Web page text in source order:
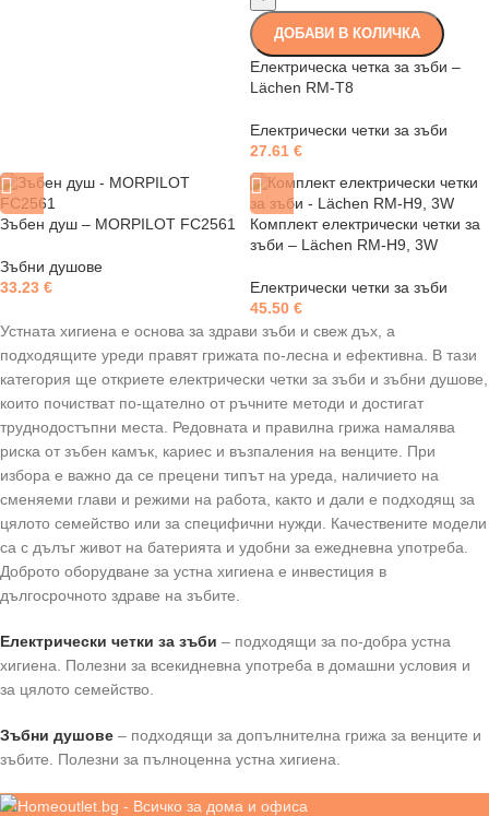
ДОБАВИ В КОЛИЧКА
Електрическа четка за зъби –
Lächen RM-T8
Електрически четки за зъби
27.61 €
Зъбен душ – MORPILOT FC2561
Зъбни душове
33.23 €
Комплект електрически четки за
зъби – Lächen RM-H9, 3W
Електрически четки за зъби
45.50 €
Устната хигиена е основа за здрави зъби и свеж дъх, а
подходящите уреди правят грижата по-лесна и ефективна. В тази
категория ще откриете електрически четки за зъби и зъбни душове,
които почистват по-щателно от ръчните методи и достигат
труднодостъпни места. Редовната и правилна грижа намалява
риска от зъбен камък, кариес и възпаления на венците. При
избора е важно да се прецени типът на уреда, наличието на
сменяеми глави и режими на работа, както и дали е подходящ за
цялото семейство или за специфични нужди. Качествените модели
са с дълъг живот на батерията и удобни за ежедневна употреба.
Доброто оборудване за устна хигиена е инвестиция в
дългосрочното здраве на зъбите.
Електрически четки за зъби – подходящи за по-добра устна
хигиена. Полезни за всекидневна употреба в домашни условия и
за цялото семейство.
Зъбни душове – подходящи за допълнителна грижа за венците и
зъбите. Полезни за пълноценна устна хигиена.